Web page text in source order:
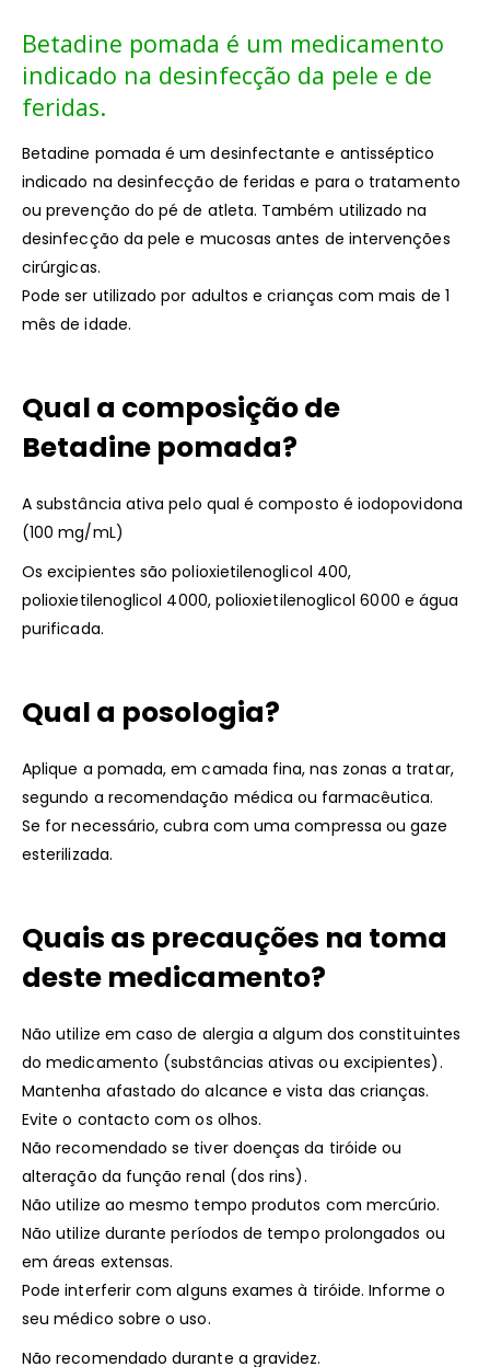
Betadine pomada é um medicamento
indicado na desinfecção da pele e de
feridas.
Betadine pomada é um desinfectante e antisséptico
indicado na desinfecção de feridas e para o tratamento
ou prevenção do pé de atleta. Também utilizado na
desinfecção da pele e mucosas antes de intervenções
cirúrgicas.
Pode ser utilizado por adultos e crianças com mais de 1
mês de idade.
Qual a composição de
Betadine pomada?
A substância ativa pelo qual é composto é iodopovidona
(100 mg/mL)
Os excipientes são polioxietilenoglicol 400,
polioxietilenoglicol 4000, polioxietilenoglicol 6000 e água
purificada.
Qual a posologia?
Aplique a pomada, em camada fina, nas zonas a tratar,
segundo a recomendação médica ou farmacêutica.
Se for necessário, cubra com uma compressa ou gaze
esterilizada.
Quais as precauções na toma
deste medicamento?
Não utilize em caso de alergia a algum dos constituintes
do medicamento (substâncias ativas ou excipientes).
Mantenha afastado do alcance e vista das crianças.
Evite o contacto com os olhos.
Não recomendado se tiver doenças da tiróide ou
alteração da função renal (dos rins).
Não utilize ao mesmo tempo produtos com mercúrio.
Não utilize durante períodos de tempo prolongados ou
em áreas extensas.
Pode interferir com alguns exames à tiróide. Informe o
seu médico sobre o uso.
Não recomendado durante a gravidez.